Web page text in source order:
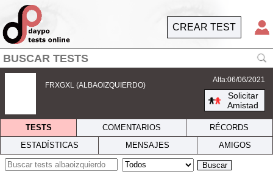
CREAR TEST
FRXGXL (ALBAOIZQUIERDO)
Alta:06/06/2021
Solicitar
Amistad
TESTS COMENTARIOS
RÉCORDS
ESTADÍSTICAS
MENSAJES AMIGOS
Buscar